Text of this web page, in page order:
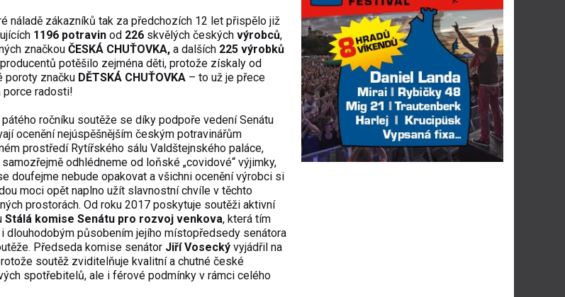
náladě zákazníků tak za předchozích 12 let přispělo již
1196 potravin od 226 skvělých českých výrobců,
značkou ČESKÁ CHUŤOVKA, a dalších 225 výrobků
producentů potěšilo zejména děti, protože získaly od
poroty značku DĚTSKÁ CHUŤOVKA – to už je přece
porce radosti!
ročníku soutěže se díky podpoře vedení Senátu
ocenění nejúspěšnějším českým potravinářům
prostředí Rytířského sálu Valdštejnského paláce,
odhlédneme od loňské „covidové“ výjimky,
doufejme nebude opakovat a všichni ocenění výrobci si
moci opět naplno užít slavnostní chvíle v těchto
prostorách. Od roku 2017 poskytuje soutěži aktivní
Stálá komise Senátu pro rozvoj venkova, která tím
dlouhodobým působením jejího místopředsedy senátora
Předseda komise senátor Jiří Vosecký vyjádřil na
soutěž zviditelňuje kvalitní a chutné české
spotřebitelů, ale i férové podmínky v rámci celého